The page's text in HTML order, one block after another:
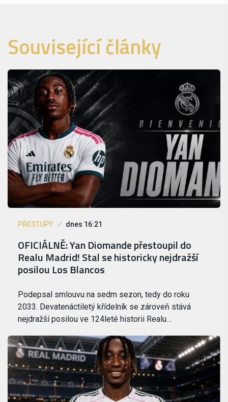
Související články
PŘESTUPY dnes 16:21
OFICIÁLNĚ: Yan Diomande přestoupil do
Realu Madrid! Stal se historicky nejdražší
posilou Los Blancos
Podepsal smlouvu na sedm sezon, tedy do roku
2033. Devatenáctiletý křídelník se zároveň stává
nejdražší posilou ve 124leté historii Realu…